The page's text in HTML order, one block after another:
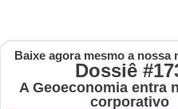
cinco anos de
próximos passos.
oportunidades na
Baixe agora mesmo a nossa
Dossiê
A Geoeconomia entra
corporativo